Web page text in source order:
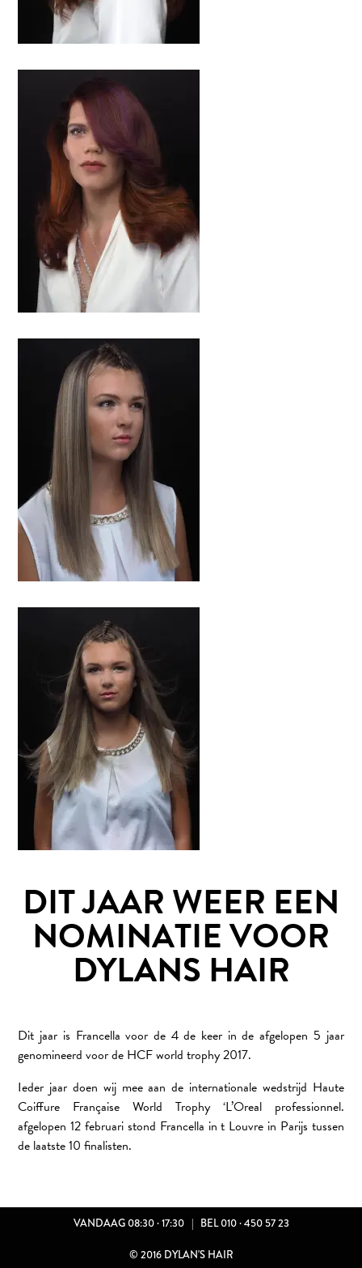
DIT JAAR WEER EEN
NOMINATIE VOOR
DYLANS HAIR
Dit jaar is Francella voor de 4 de keer in de afgelopen 5 jaar
genomineerd voor de HCF world trophy 2017.
Ieder jaar doen wij mee aan de internationale wedstrijd Haute
Coiffure Française World Trophy ‘L’Oreal professionnel.
afgelopen 12 februari stond Francella in t Louvre in Parijs tussen
de laatste 10 finalisten.
VANDAAG 08:30 · 17:30| BEL 010 · 450 57 23
© 2016 DYLAN'S HAIR